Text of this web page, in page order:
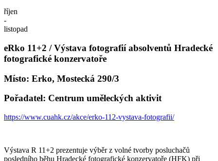
říjen
-
listopad
eRko 11+2 / Výstava fotografií absolventů Hradecké
fotografické konzervatoře
Místo: Erko, Mostecká 290/3
Pořadatel: Centrum uměleckých aktivit
https://www.cuahk.cz/akce/erko-112-vystava-fotografii/
Výstava R 11+2 prezentuje výběr z volné tvorby posluchačů
posledního běhu Hradecké fotografické konzervatoře (HFK) při